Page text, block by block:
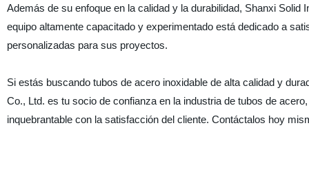
Además de su enfoque en la calidad y la durabilidad, Shanxi
equipo altamente capacitado y experimentado está dedicado a
personalizadas para sus proyectos.
Si estás buscando tubos de acero inoxidable de alta calidad y
Co., Ltd. es tu socio de confianza en la industria de tubos de
inquebrantable con la satisfacción del cliente. Contáctalos hoy